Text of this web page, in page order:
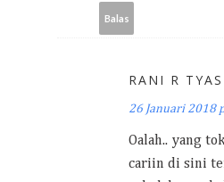
Balas
RANI R TYAS
26 Januari 2018
Oalah.. yang
cariin di sini